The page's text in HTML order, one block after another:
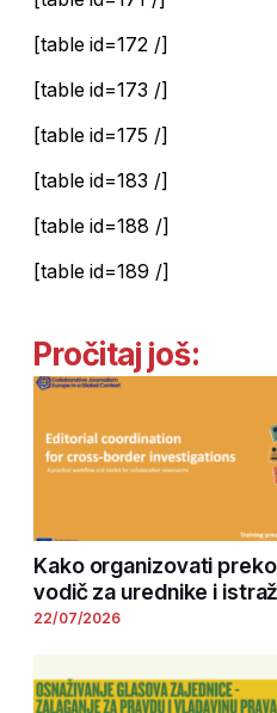
[table id=172 /]
[table id=173 /]
[table id=175 /]
[table id=183 /]
[table id=188 /]
[table id=189 /]
Pročitaj još:
Kako organizovati
vodič za urednike i
22/07/2026